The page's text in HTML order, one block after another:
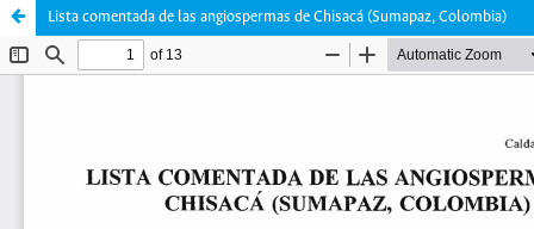
Lista comentada de las angiospermas de Chisacá (Sumapaz, Colombia)